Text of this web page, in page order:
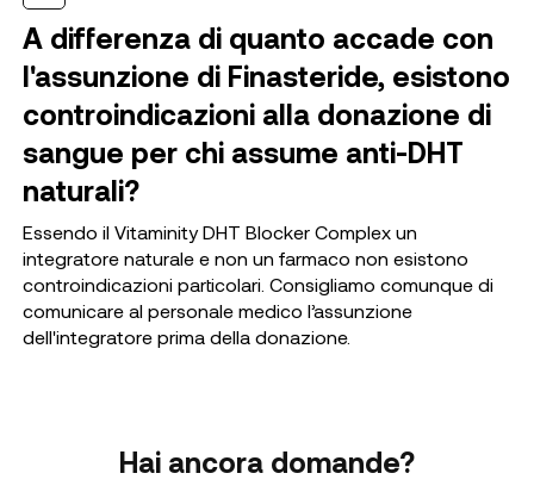
A differenza di quanto accade con
l'assunzione di Finasteride, esistono
controindicazioni alla donazione di
sangue per chi assume anti-DHT
naturali?
Essendo il Vitaminity DHT Blocker Complex un
integratore naturale e non un farmaco non esistono
controindicazioni particolari. Consigliamo comunque di
comunicare al personale medico l’assunzione
dell'integratore prima della donazione.
Hai ancora domande?